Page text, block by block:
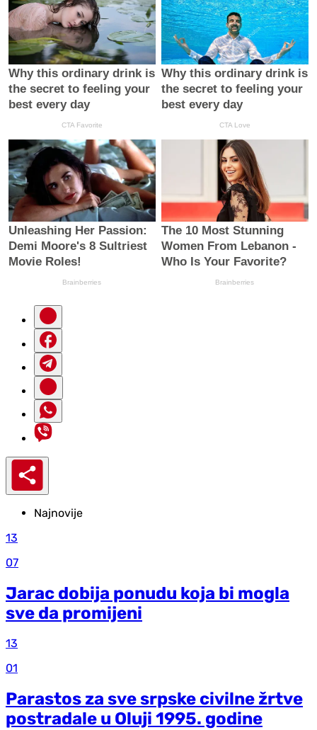
Najnovije
13
07
Jarac dobija ponudu koja bi mogla
sve da promijeni
13
01
Parastos za sve srpske civilne žrtve
postradale u Oluji 1995. godine